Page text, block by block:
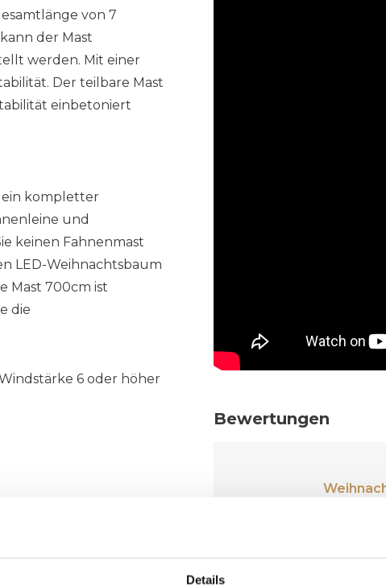
Details
von 7
der Mast
werden. Mit einer
Der teilbare Mast
einbetoniert
ein kompletter
und
keinen Fahnenmast
LED-Weihnachtsbaum
Mast 700cm ist
die
6 oder höher
Bewertungen
bei Ihnen! Schnelle